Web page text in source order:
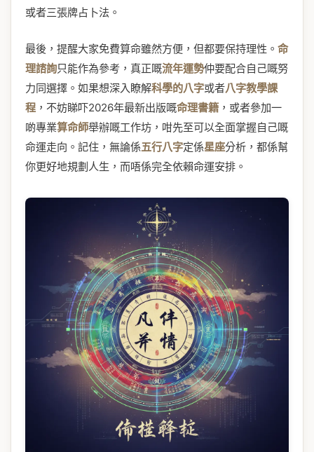
或者三張牌占卜法。
最後，提醒大家免費算命雖然方便，但都要保持理性。 命
理諮詢只能作為參考，真正嘅流年運勢仲要配合自己嘅努
力同選擇。如果想深入瞭解科學的八字或者八字教學課
程 ，不妨睇吓2026年最新出版嘅命理書籍，或者參加一
啲專業算命師舉辦嘅工作坊，咁先至可以全面掌握自己嘅
命運走向。記住，無論係五行八字定係星座分析，都係幫
你更好地規劃人生，而唔係完全依賴命運安排。